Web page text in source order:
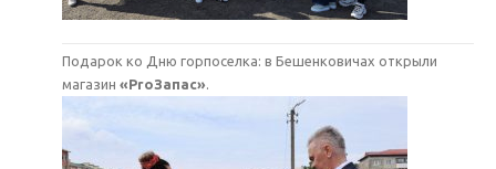
Подарок ко Дню горпоселка: в Бешенковичах открыли
магазин «ProЗапас».